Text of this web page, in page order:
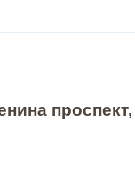
проспект,